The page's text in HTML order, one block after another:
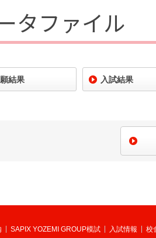
タファイル
結果 入試結果
SAPIX YOZEMI GROUP模試 入試情報 校